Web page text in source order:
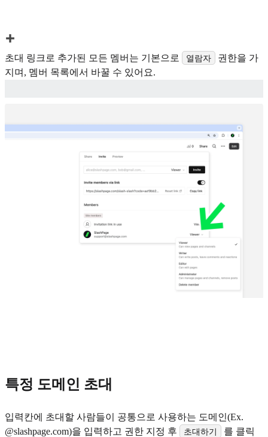
초대 링크로 추가된 모든 멤버는 기본으로 열람자
권한을 가
지며, 멤버 목록에서 바꿀 수 있어요.
특정 도메인 초대
입력칸에 초대할 사람들이 공통으로 사용하는 도메인(Ex.
@slashpage.com)을 입력하고 권한 지정 후
초대하기
를 클릭